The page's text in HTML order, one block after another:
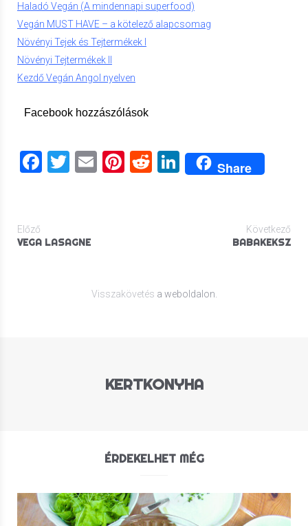
Haladó Vegán (A mindennapi superfood)
Vegán MUST HAVE – a kötelező alapcsomag
Növényi Tejek és Tejtermékek I
Növényi Tejtermékek II
Kezdő Vegán Angol nyelven
Facebook hozzászólások
Facebook
Twitter
EmailPinterest
Reddit
LinkedIn
Share
Előző
VEGA LASAGNE
Következő
BABAKEKSZ
Visszakövetés a weboldalon.
KERTKONYHA
ÉRDEKELHET MÉG